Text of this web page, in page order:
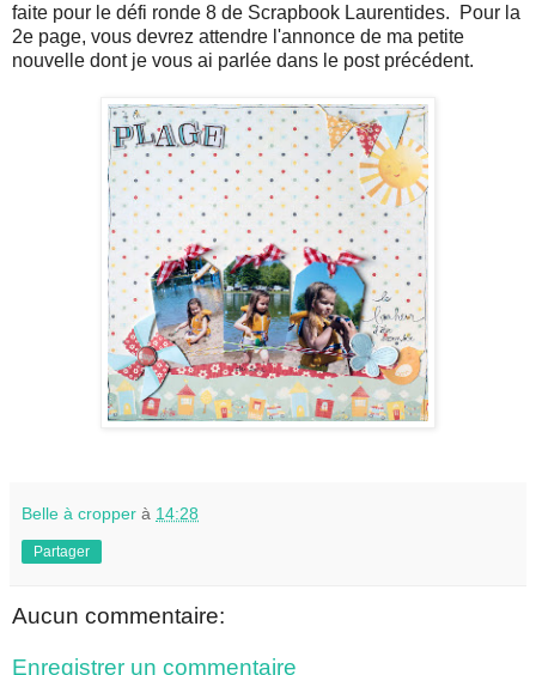
faite pour le défi ronde 8 de Scrapbook Laurentides. Pour la
2e page, vous devrez attendre l'annonce de ma petite
nouvelle dont je vous ai parlée dans le post précédent.
Belle à cropper à 14:28
Partager
Aucun commentaire:
Enregistrer un commentaire